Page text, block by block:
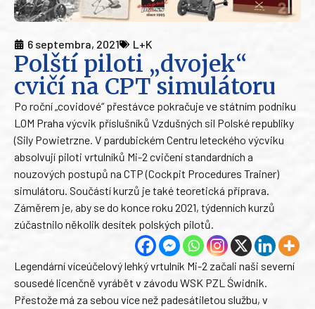
6 septembra, 2021 L+K
Polští piloti „dvojek“
cvičí na CPT simulátoru
Po roční „covidové“ přestávce pokračuje ve státním podniku
LOM Praha výcvik příslušníků Vzdušných sil Polské republiky
(Sily Powietrzne. V pardubickém Centru leteckého výcviku
absolvují piloti vrtulníků Mi-2 cvičení standardních a
nouzových postupů na CTP (Cockpit Procedures Trainer)
simulátoru. Součástí kurzů je také teoretická příprava.
Záměrem je, aby se do konce roku 2021, týdenních kurzů
zúčastnilo několik desítek polských pilotů.
Legendární víceúčelový lehký vrtulník Mi-2 začali naši severní
sousedé licenčně vyrábět v závodu WSK PZL Świdnik.
Přestože má za sebou více než padesátiletou službu, v